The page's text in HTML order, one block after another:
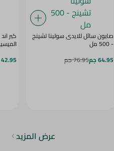
صابون سائل للايدى سولينا تشينج
- 500 مل
64.95 جم
76.95 جم
كير
42.95 جم
عرض المزيد